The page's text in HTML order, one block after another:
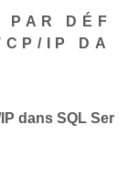
DÉF
IP DA
dans SQL Ser